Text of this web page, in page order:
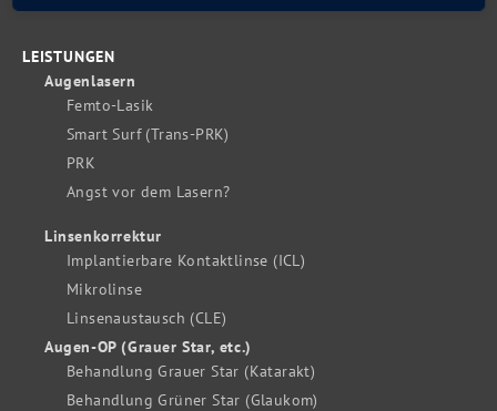
LEISTUNGEN
Augenlasern
Femto-Lasik
Smart Surf (Trans-PRK)
PRK
Angst vor dem Lasern?
Linsenkorrektur
Implantierbare Kontaktlinse (ICL)
Mikrolinse
Linsenaustausch (CLE)
Augen-OP (Grauer Star, etc.)
Behandlung Grauer Star (Katarakt)
Behandlung Grüner Star (Glaukom)